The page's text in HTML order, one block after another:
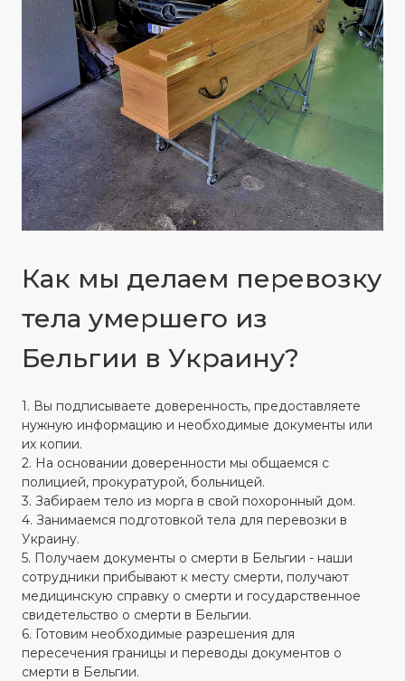
Как мы делаем перевозку
тела умершего из
Бельгии в Украину?
1. Вы подписываете доверенность, предоставляете
нужную информацию и необходимые документы или
их копии.
2. На основании доверенности мы общаемся с
полицией, прокуратурой, больницей.
3. Забираем тело из морга в свой похоронный дом.
4. Занимаемся подготовкой тела для перевозки в
Украину.
5. Получаем документы о смерти в Бельгии - наши
сотрудники прибывают к месту смерти, получают
медицинскую справку о смерти и государственное
свидетельство о смерти в Бельгии.
6. Готовим необходимые разрешения для
пересечения границы и переводы документов о
смерти в Бельгии.